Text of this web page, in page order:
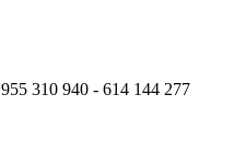
955 310 940 - 614 144 277